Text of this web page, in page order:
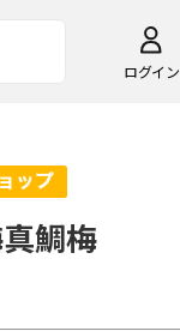
ログイン
鯛梅